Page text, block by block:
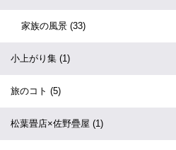
家族の風景 (33)
小上がり集 (1)
旅のコト (5)
松葉畳店×佐野疊屋 (1)